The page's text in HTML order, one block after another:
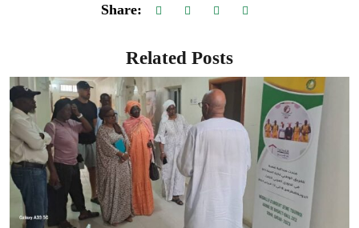
Share:
Related Posts